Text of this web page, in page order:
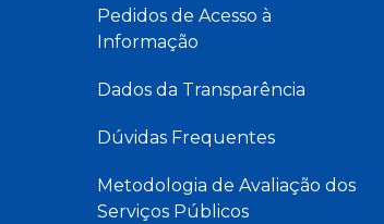
Pedidos de Acesso à
Informação
Dados da Transparência
Dúvidas Frequentes
Metodologia de Avaliação dos
Serviços Públicos